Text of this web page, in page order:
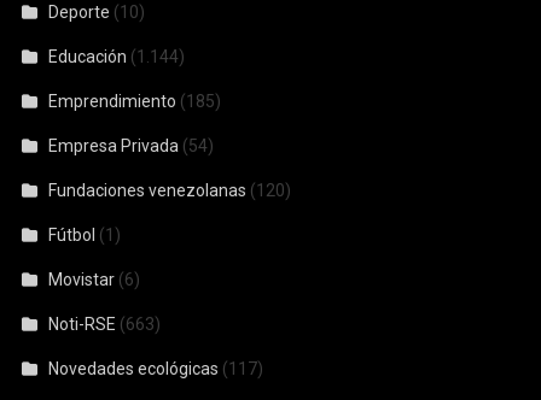
Deporte (10)
Educación (1.144)
Emprendimiento (185)
Empresa Privada (54)
Fundaciones venezolanas (120)
Fútbol (1)
Movistar (6)
Noti-RSE (663)
Novedades ecológicas (117)